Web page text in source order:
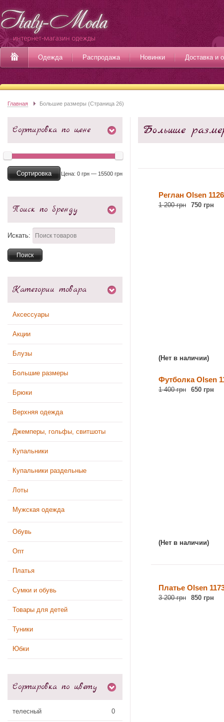
Одежда Распродажа Новинки Доставка и
Главная Большие размеры (Страница 26)
Сортировка по цене
Сортировка Цена: 0 грн — 15500 грн
Поиск по бренду
Искать:
Категории товара
Аксессуары
Акции
Блузы
Большие размеры
Брюки
Верхняя одежда
Джемперы, гольфы, свитшоты
Купальники
Купальники раздельные
Лоты
Мужская одежда
Обувь
Опт
Платья
Сумки и обувь
Товары для детей
Туники
Юбки
Сортировка по цвету
телесный 0
Большие
Реглан Olsen 1126
1 200 грн 750 грн
(Нет в наличии)
Футболка Olsen
1 400 грн 650 грн
(Нет в наличии)
Платье Olsen
3 200 грн 850 грн